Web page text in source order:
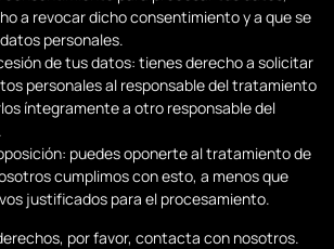
a revocar dicho consentimiento y a que se
personales.
de tus datos: tienes derecho a solicitar
personales al responsable del tratamiento
íntegramente a otro responsable del
puedes oponerte al tratamiento de
cumplimos con esto, a menos que
justificados para el procesamiento.
por favor, contacta con nosotros.